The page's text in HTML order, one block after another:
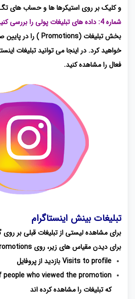
و کلیک بر روی استیکرها ها و حساب های
شماره 4: داده های تبلیغات پولی را بررسی کنید.
خواهید کرد. در اینجا می توانید تبلیغات
فعال را مشاهده کنید.
تبلیغات بینش اینستاگرام
برای دیدن مقیاس های زیر، روی Promotions ضربه بزنید:
Visits to profile بازدید از پروفایل
که تبلیغات را مشاهده کرده اند